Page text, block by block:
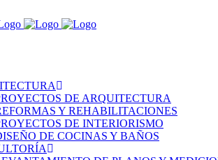
DE ARQUITECTURA
Y REHABILITACIONES
DE INTERIORISMO
DE COCINAS Y BAÑOS